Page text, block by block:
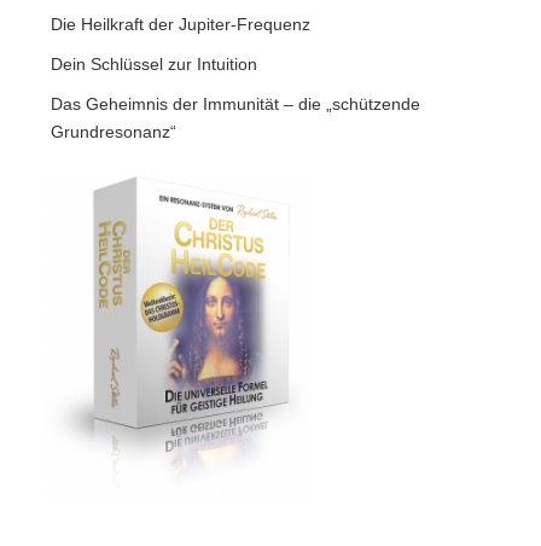
Die Heilkraft der Jupiter-Frequenz
Dein Schlüssel zur Intuition
Das Geheimnis der Immunität – die „schützende
Grundresonanz“